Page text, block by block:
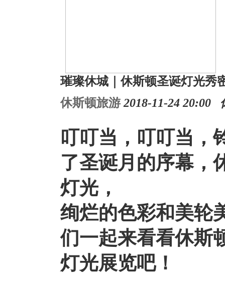
璀璨休城｜休斯顿圣诞灯光秀
休斯顿旅游 2018-11-24 20:00
叮叮当，叮叮当，
了圣诞月的序幕，
灯光，
绚烂的色彩和美轮
们一起来看看休斯
灯光展览吧！